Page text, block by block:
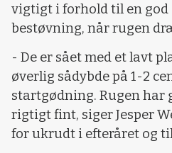
vigtigt i forhold til en god
bestøvning, når rugen
- De er sået med et lavt
øverlig sådybde på 1-2
startgødning. Rugen har
rigtigt fint, siger Jesper
for ukrudt i efteråret og